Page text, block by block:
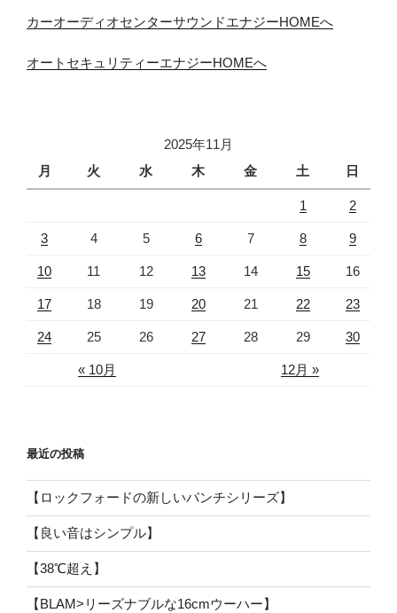
カーオーディオセンターサウンドエナジーHOMEへ
オートセキュリティーエナジーHOMEへ
2025年11月
月
火 水 木 金 土 日
« 10月 12月 »
1 2
3 4 5 6 7 8 9
10 11 12 13 14 15 16
17 18 19 20 21 22 23
24 25 26 27 28 29 30
最近の投稿
【ロックフォードの新しいパンチシリーズ】
【良い音はシンプル】
【38℃超え】
【BLAM>リーズナブルな16cmウーハー】